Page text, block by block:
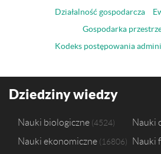
Działalność gospodarcza
Gospodarka
Kodeks postępowania
Dziedziny wiedzy
Nauki biologiczne 4524 Nauki
Nauki ekonomiczne 16806 Nauki